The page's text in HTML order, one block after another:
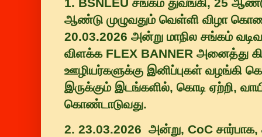
1. BSNLEU சங்கம் துவங்கி, 25
ஆண்டு முழுவதும் வெள்ளி விழா
20.03.2026 அன்று மாநில சங்கம்
விளக்க FLEX BANNER அனைத்து
ஊழியர்களுக்கு இனிப்புகள் வழங்கி
இருக்கும் இடங்களில், கொடி ஏற்றி,
கொண்டாடுவது.
2. 23.03.2026 அன்று, CoC சார்பாக,